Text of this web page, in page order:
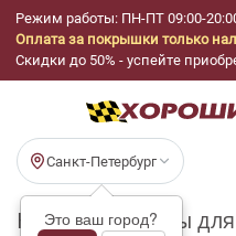
Режим работы: ПН-ПТ 09:00-
Оплата за покрышки только
Скидки до 50% - успейте
Санкт-Петербург
Это ваш город?
Купить бу шины для